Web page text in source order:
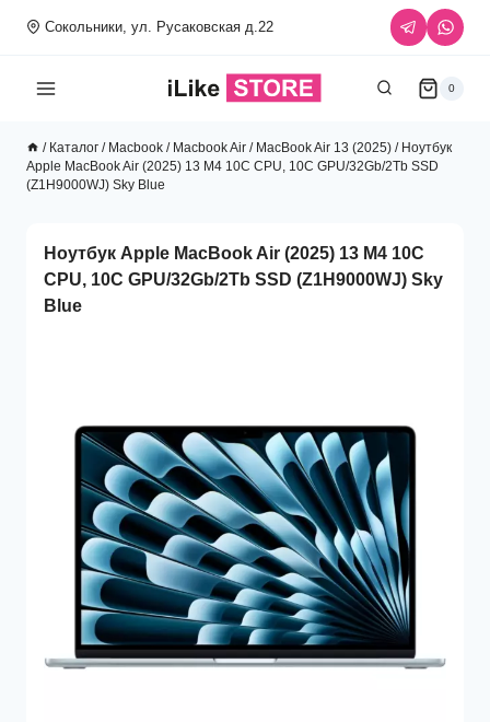
Сокольники, ул. Русаковская д.22
0
/ Каталог / Macbook / Macbook Air / MacBook Air 13 (2025) / Ноутбук
Apple MacBook Air (2025) 13 M4 10C CPU, 10C GPU/32Gb/2Tb SSD
(Z1H9000WJ) Sky Blue
Ноутбук Apple MacBook Air (2025) 13 M4 10C
CPU, 10C GPU/32Gb/2Tb SSD (Z1H9000WJ) Sky
Blue